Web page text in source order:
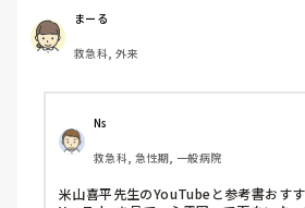
まーる
救急科, 外来
Ns
救急科, 急性期, 一般病院
米山喜平先生のYouTubeと参考書おす